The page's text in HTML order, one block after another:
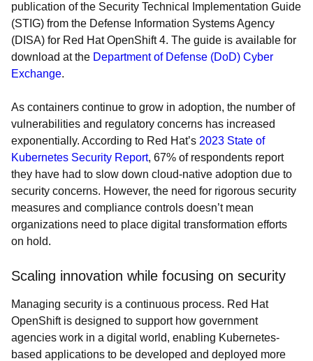
publication of the Security Technical Implementation Guide
(STIG) from the Defense Information Systems Agency
(DISA) for Red Hat OpenShift 4. The guide is available for
download at the Department of Defense (DoD) Cyber
Exchange.
As containers continue to grow in adoption, the number of
vulnerabilities and regulatory concerns has increased
exponentially. According to Red Hat’s 2023 State of
Kubernetes Security Report, 67% of respondents report
they have had to slow down cloud-native adoption due to
security concerns. However, the need for rigorous security
measures and compliance controls doesn’t mean
organizations need to place digital transformation efforts
on hold.
Scaling innovation while focusing on security
Managing security is a continuous process. Red Hat
OpenShift is designed to support how government
agencies work in a digital world, enabling Kubernetes-
based applications to be developed and deployed more